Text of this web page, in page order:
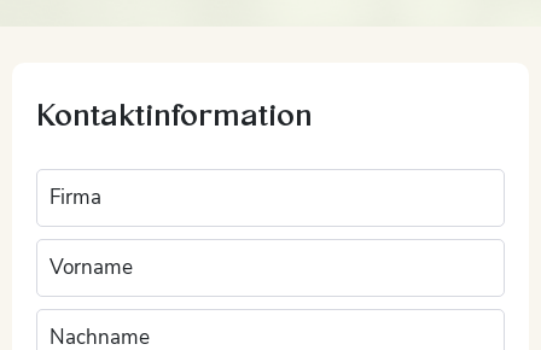
Kontaktinformation